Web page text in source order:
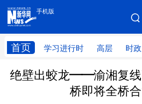
手机版
首页 学习进行时 高层 时政
手机版
网站地图
学习进行时 高层 时
财经 网
绝壁出蛟龙——渝湘复线
桥即将全桥